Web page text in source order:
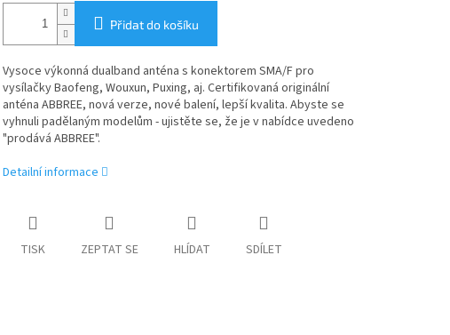
Přidat do košíku
Vysoce výkonná dualband anténa s konektorem SMA/F pro
vysílačky Baofeng, Wouxun, Puxing, aj. Certifikovaná originální
anténa ABBREE, nová verze, nové balení, lepší kvalita. Abyste se
vyhnuli padělaným modelům - ujistěte se, že je v nabídce uvedeno
"prodává ABBREE".
Detailní informace
TISK ZEPTAT SE HLÍDAT SDÍLET